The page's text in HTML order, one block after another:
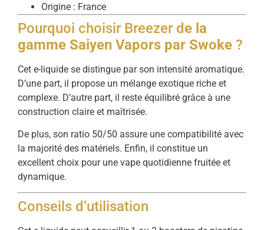
Origine : France
Pourquoi choisir Breezer de la
gamme Saiyen Vapors par Swoke ?
Cet e-liquide se distingue par son intensité aromatique.
D’une part, il propose un mélange exotique riche et
complexe. D’autre part, il reste équilibré grâce à une
construction claire et maîtrisée.
De plus, son ratio 50/50 assure une compatibilité avec
la majorité des matériels. Enfin, il constitue un
excellent choix pour une vape quotidienne fruitée et
dynamique.
Conseils d’utilisation